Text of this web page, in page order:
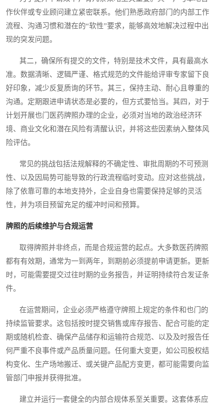
作伙伴或专业顾问建立紧密联系。他们熟悉政府部门的内部工作
流程、沟通习惯和潜在的“软性”要求，能够高效地解决过程中出
现的突发问题。
其二，确保所有提交的文件，特别是技术文件，具有最高水
准。数据清晰、逻辑严谨、格式规范的文件能给评审专家留下良
好印象，减少反复质询的环节。其三，保持主动、耐心且尊重的
沟通。定期跟进申请状态是必要的，但方式要恰当。其四，对于
计划开展也门医药牌照办理的企业，必须对当地的政治经济环
境、商业文化和潜在风险有清醒认识，并将这些因素纳入整体风
险评估。
常见的挑战包括法规解释的不确定性、审批周期的不可预测
性、以及因局势可能导致的行政流程临时变动。应对这些挑战，
除了依靠可靠的本地支持外，企业自身也需要保持足够的灵活
性，并为项目预留充足的缓冲时间和预算。
牌照的后续维护与合规运营
取得牌照并非终点，而是合规运营的起点。大多数医药牌照
都有有效期，通常为一到两年，到期前必须提前申请更新。更新
时，可能需要提交过往时期的业务报告，并证明持续符合发证条
件。
在运营期间，企业必须严格遵守牌照上规定的条件和也门的
持续监管要求。这包括按时提交销售或库存报告、配合可能的定
期或随机检查、确保产品储存和运输符合规范、以及及时报告任
何严重不良事件或产品质量问题。任何重大变更，如公司股权结
构变化、生产场地搬迁、或关键产品配方变更，都可能需要向监
管部门申报并获得批准。
建立并运行一套健全的内部合规体系至关重要。这套体系应